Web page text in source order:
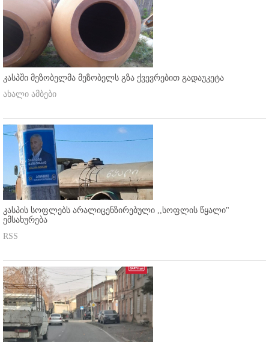
კასპში მეზობელმა მეზობელს გზა ქვევრებით გადაუკეტა
ახალი ამბები
კასპის სოფლებს არალიცენზირებული ,,სოფლის წყალი"
ემსახურება
RSS